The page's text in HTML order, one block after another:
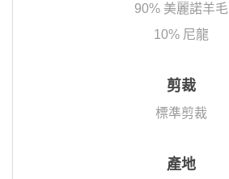
90% 美麗諾羊毛
10% 尼龍
剪裁
標準剪裁
產地